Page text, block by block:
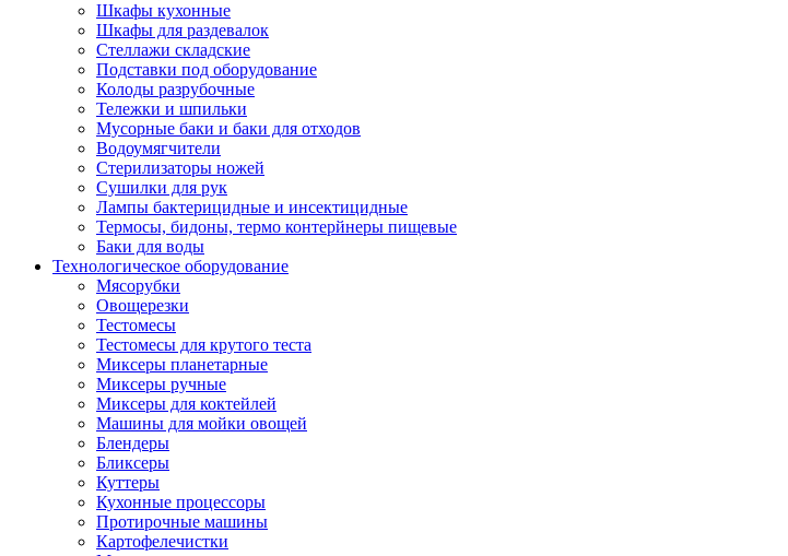
Шкафы кухонные
Шкафы для раздевалок
Стеллажи складские
Подставки под оборудование
Колоды разрубочные
Тележки и шпильки
Мусорные баки и баки для отходов
Водоумягчители
Стерилизаторы ножей
Сушилки для рук
Лампы бактерицидные и инсектицидные
Термосы, бидоны, термо контерйнеры пищевые
Баки для воды
Технологическое оборудование
Мясорубки
Овощерезки
Тестомесы
Тестомесы для крутого теста
Миксеры планетарные
Миксеры ручные
Миксеры для коктейлей
Машины для мойки овощей
Блендеры
Бликсеры
Куттеры
Кухонные процессоры
Протирочные машины
Картофелечистки